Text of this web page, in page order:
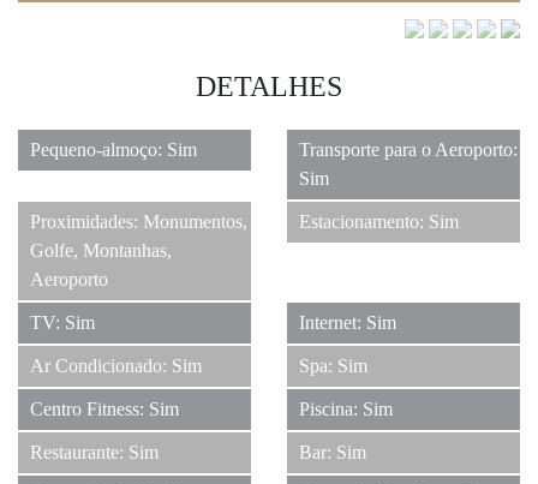
DETALHES
Pequeno-almoço: Sim
Transporte para o Aeroporto:
Sim
Proximidades: Monumentos,
Golfe, Montanhas,
Aeroporto
Estacionamento: Sim
TV: Sim Internet: Sim
Ar Condicionado: Sim Spa: Sim
Centro Fitness: Sim Piscina: Sim
Restaurante: Sim Bar: Sim